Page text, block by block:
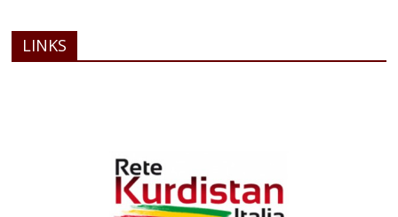
LINKS